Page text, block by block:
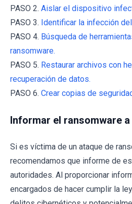
PASO 2. Aislar el dispositivo
PASO 3. Identificar la infección
PASO 4. Búsqueda de
ransomware.
PASO 5. Restaurar archivos con
recuperación de datos.
PASO 6. Crear copias de
Informar el ransomware
Si es víctima de un ataque de
recomendamos que informe de
autoridades. Al proporcionar
encargados de hacer cumplir la